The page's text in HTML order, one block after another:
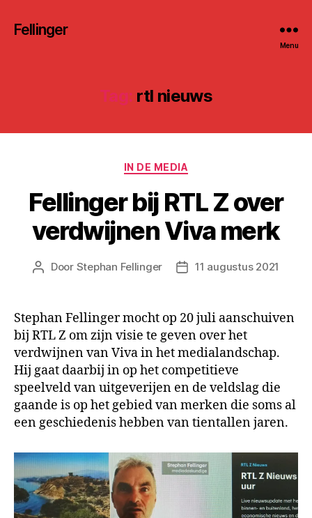
Fellinger
Menu
Tag: rtl nieuws
Categorieën
IN DE MEDIA
Fellinger bij RTL Z over
verdwijnen Viva merk
Berichtauteur
Door Stephan Fellinger Berichtdatum
11 augustus 2021
Stephan Fellinger mocht op 20 juli aanschuiven
bij RTL Z om zijn visie te geven over het
verdwijnen van Viva in het medialandschap.
Hij gaat daarbij in op het competitieve
speelveld van uitgeverijen en de veldslag die
gaande is op het gebied van merken die soms al
een geschiedenis hebben van tientallen jaren.